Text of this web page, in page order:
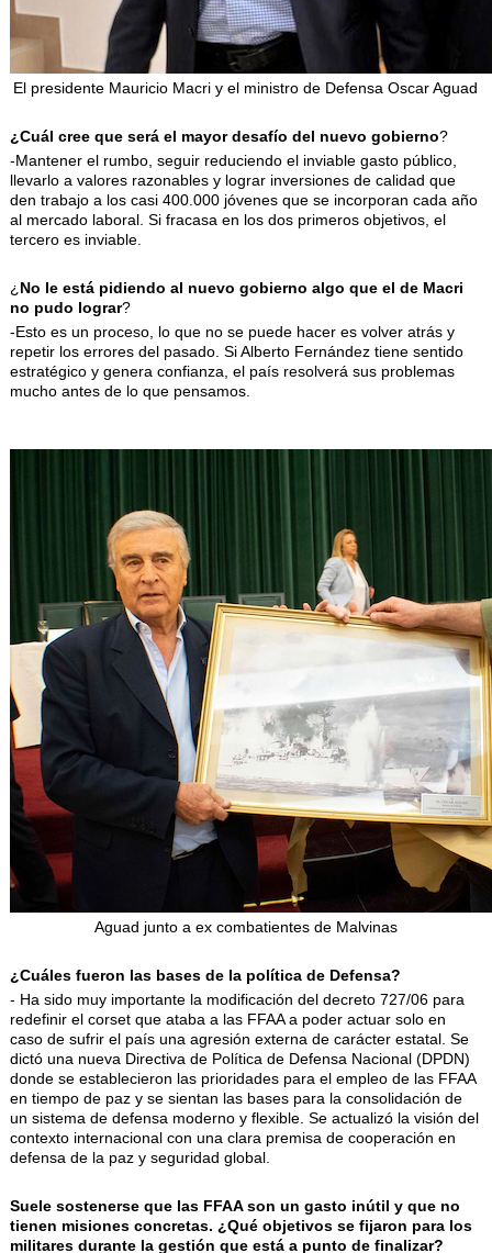
El presidente Mauricio Macri y el ministro de Defensa Oscar Aguad
¿Cuál cree que será el mayor desafío del nuevo gobierno?
-Mantener el rumbo, seguir reduciendo el inviable gasto público,
llevarlo a valores razonables y lograr inversiones de calidad que
den trabajo a los casi 400.000 jóvenes que se incorporan cada año
al mercado laboral. Si fracasa en los dos primeros objetivos, el
tercero es inviable.
¿ No le está pidiendo al nuevo gobierno algo que el de Macri
no pudo lograr?
-Esto es un proceso, lo que no se puede hacer es volver atrás y
repetir los errores del pasado. Si Alberto Fernández tiene sentido
estratégico y genera confianza, el país resolverá sus problemas
mucho antes de lo que pensamos.
Aguad junto a ex combatientes de Malvinas
¿Cuáles fueron las bases de la política de Defensa?
- Ha sido muy importante la modificación del decreto 727/06 para
redefinir el corset que ataba a las FFAA a poder actuar solo en
caso de sufrir el país una agresión externa de carácter estatal. Se
dictó una nueva Directiva de Política de Defensa Nacional (DPDN)
donde se establecieron las prioridades para el empleo de las FFAA
en tiempo de paz y se sientan las bases para la consolidación de
un sistema de defensa moderno y flexible. Se actualizó la visión del
contexto internacional con una clara premisa de cooperación en
defensa de la paz y seguridad global.
Suele sostenerse que las FFAA son un gasto inútil y que no
tienen misiones concretas. ¿Qué objetivos se fijaron para los
militares durante la gestión que está a punto de finalizar?